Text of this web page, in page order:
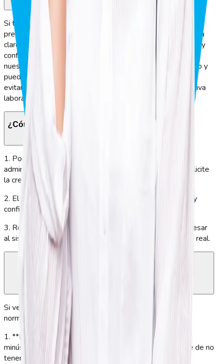
Si te aparece el mensaje “usuario bloqueado”, no te
preocupes. GeoVictoria cuenta con un sistema de asistencia
claro e intuitivo, diseñado para mantener un acceso seguro y
confiable para cada colaborador. Solo debes contactar a
nuestro equipo de soporte para que desbloquee tu usuario y
puedas seguir registrando la asistencia en tiempo real,
evitando errores en la nómina y cumpliendo con la normativa
laboral.
¿Cómo crear una nueva cuenta?
1. Ponte en contacto con el área de RR. HH. o el
administrador de GeoVictoria en tu empresa para que solicite
la creación de tu usuario.
2. El administrador registrará tus datos en la plataforma y
configurará tus permisos de acceso de forma segura.
3. Recibirás tus credenciales y las instrucciones para ingresar
al sistema y comenzar a registrar tu asistencia en tiempo real.
Si ves el mensaje “usuario o contraseña incorrectos”,
normalmente se debe a:
1. **Error al escribir la contraseña**: revisa mayúsculas,
minúsculas, números y caracteres especiales. Asegúrate de no
tener el bloqueo de mayúsculas (Caps Lock) activado.